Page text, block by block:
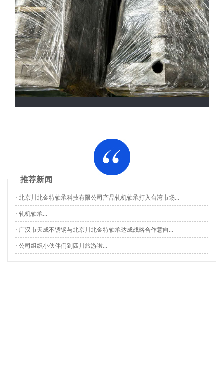
推荐新闻
· 北京川北金特轴承科技有限公司产品轧机轴承打入台湾市场...
· 轧机轴承...
· 广汉市天成不锈钢与北京川北金特轴承达成战略合作意向...
· 公司组织小伙伴们到四川旅游啦...